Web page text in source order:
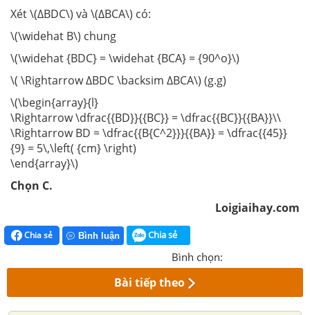
Xét \(ΔBDC\) và \(ΔBCA\) có:
\(\widehat B\) chung
\(\widehat {BDC} = \widehat {BCA} = {90^o}\)
\( \Rightarrow ΔBDC \backsim ΔBCA\) (g.g)
\(\begin{array}{l}
\Rightarrow \dfrac{{BD}}{{BC}} = \dfrac{{BC}}{{BA}}\\
\Rightarrow BD = \dfrac{{B{C^2}}}{{BA}} = \dfrac{{45}}
{9} = 5\,\left( {cm} \right)
\end{array}\)
Chọn C.
Loigiaihay.com
Chia sẻ Bình luận Chia sẻ
Bình chọn:
Bài tiếp theo